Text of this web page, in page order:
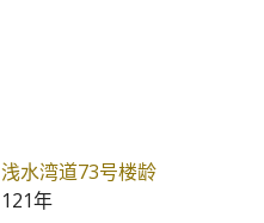
浅水湾道73号楼龄
121年